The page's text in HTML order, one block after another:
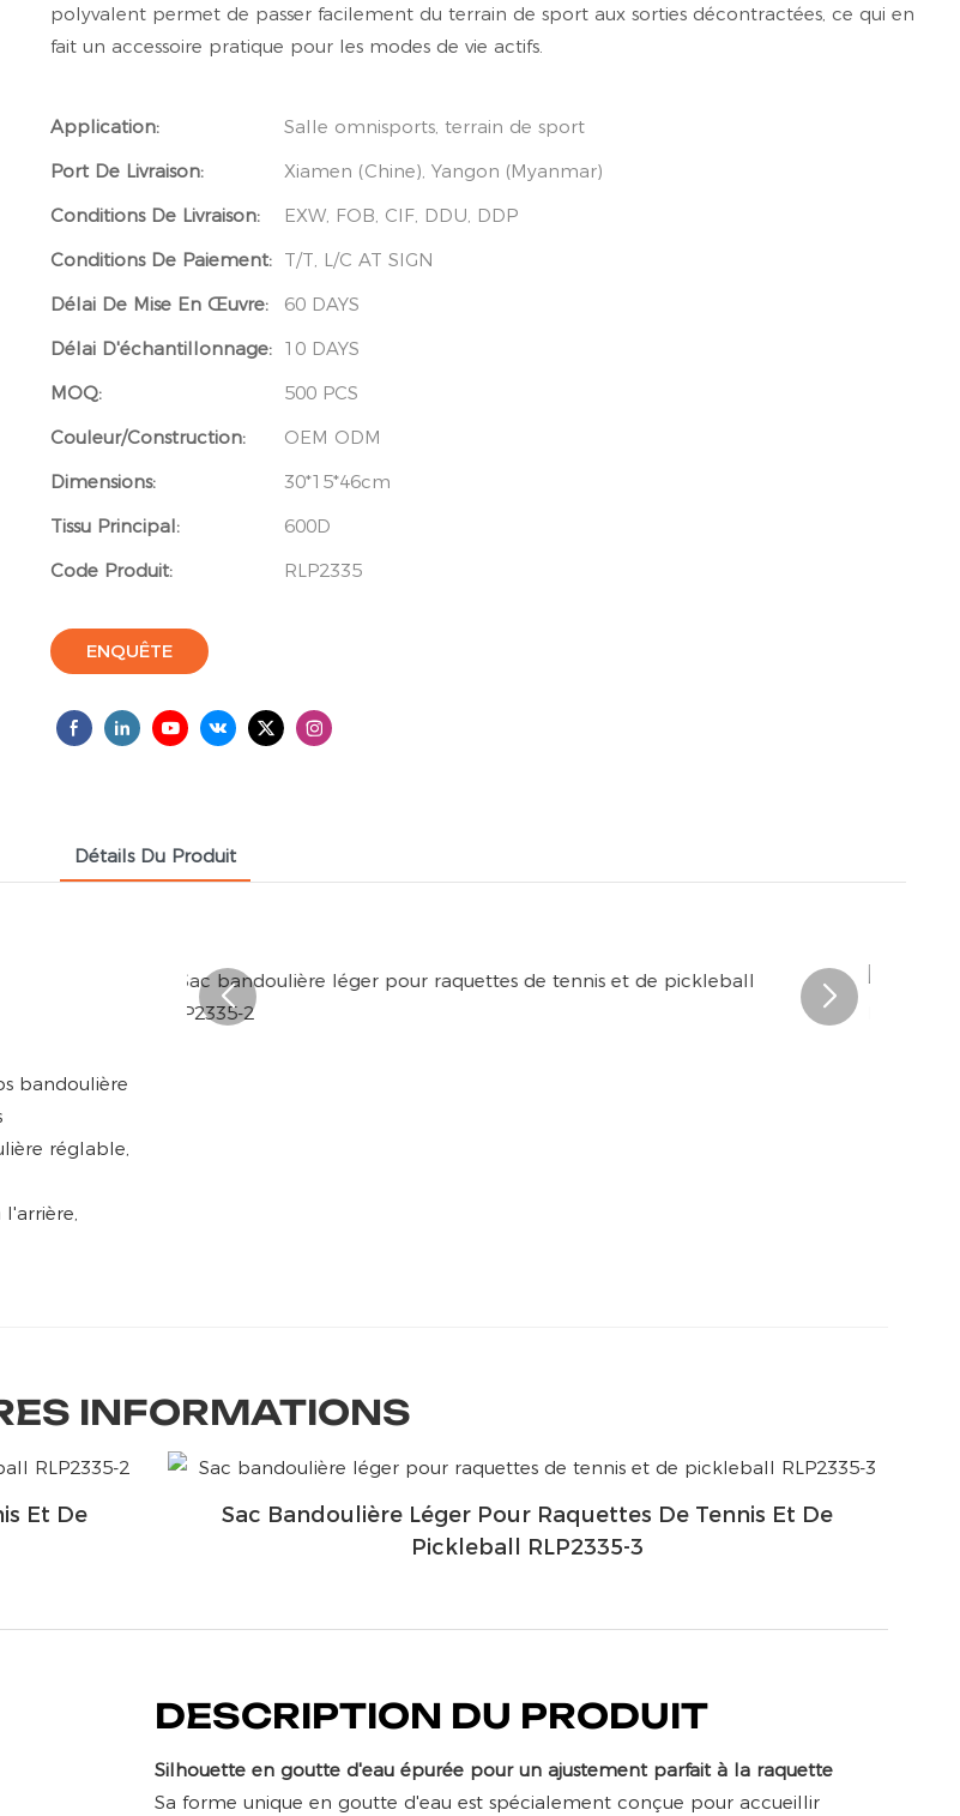
polyvalent permet de passer facilement du terrain de sport aux sorties décontractées, ce qui en
fait un accessoire pratique pour les modes de vie actifs.
Application:
Salle omnisports, terrain de sport
Port De Livraison:
Xiamen (Chine), Yangon (Myanmar)
Conditions De Livraison:
EXW, FOB, CIF, DDU, DDP
Conditions De Paiement: T/T, L/C AT SIGN
Délai De Mise En Œuvre:
60 DAYS
Délai D'échantillonnage: 10 DAYS
MOQ:
500 PCS
Couleur/Construction:
OEM ODM
Dimensions:
30*15*46cm
Tissu Principal:
600D
Code Produit:
RLP2335
ENQUÊTE
Détails Du Produit
bandoulière
réglable,
INFORMATIONS
Et De
Sac Bandoulière Léger Pour Raquettes De Tennis Et De
Pickleball RLP2335-3
DESCRIPTION DU PRODUIT
Silhouette en goutte d'eau épurée pour un ajustement parfait à la raquette
Sa forme unique en goutte d'eau est spécialement conçue pour accueillir